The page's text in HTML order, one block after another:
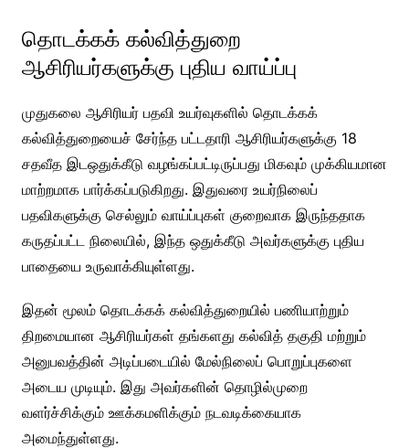
தொடக்கக் கல்வித்துறை
ஆசிரியர்களுக்கு புதிய வாய்ப்பு
முதுகலை ஆசிரியர் பதவி உயர்வுகளில் தொடக்கக்
கல்வித்துறையைச் சேர்ந்த பட்டதாரி ஆசிரியர்களுக்கு 18
சதவீத இடஒதுக்கீடு வழங்கப்பட்டிருப்பது மிகவும் முக்கியமான
மாற்றமாக பார்க்கப்படுகிறது. இதுவரை உயர்நிலைப்
பதவிகளுக்கு செல்லும் வாய்ப்புகள் குறைவாக இருந்ததாக
கருதப்பட்ட நிலையில், இந்த ஒதுக்கீடு அவர்களுக்கு புதிய
பாதையை உருவாக்கியுள்ளது.
இதன் மூலம் தொடக்கக் கல்வித்துறையில் பணியாற்றும்
திறமையான ஆசிரியர்கள் தங்களது கல்வித் தகுதி மற்றும்
அனுபவத்தின் அடிப்படையில் மேல்நிலைப் பொறுப்புகளை
அடைய முடியும். இது அவர்களின் தொழில்முறை
வளர்ச்சிக்கும் ஊக்கமளிக்கும் நடவடிக்கையாக
அமைந்துள்ளது.